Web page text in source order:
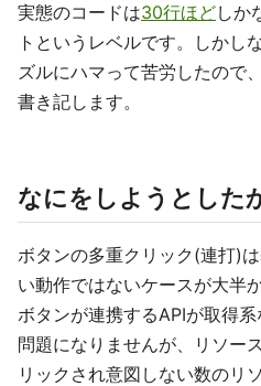
実態のコードは30行ほどしか
トというレベルです。しかし
ズルにハマって苦労したので
書き記します。
なにをしようとした
ボタンの多重クリック(連打)
い動作ではないケースが大半
ボタンが連携するAPIが取得
問題になりませんが、リソー
リックされ意図しない数のリ